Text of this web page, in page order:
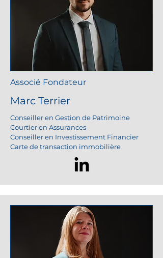
Associé Fondateur
Marc Terrier
Conseiller en Gestion de Patrimoine
Courtier en Assurances
Conseiller en Investissement Financier
Carte de transaction immobilière